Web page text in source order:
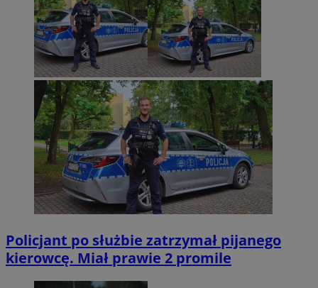
Policjant po służbie zatrzymał pijanego
kierowcę. Miał prawie 2 promile